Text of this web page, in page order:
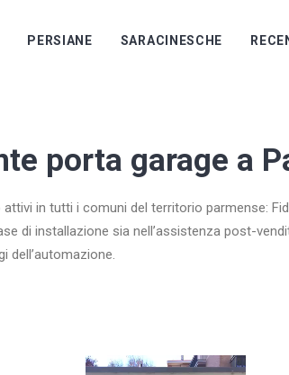
PERSIANE SARACINESCHE
porta garage a
in tutti i comuni del territorio parmense:
di installazione sia nell’assistenza post-
dell’automazione.